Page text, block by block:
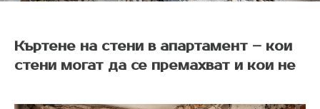
Къртене на стени в апартамент – кои
стени могат да се премахват и кои не